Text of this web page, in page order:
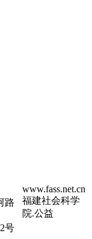
路
号
www.fass.net.cn
福建社会科学
院.公益